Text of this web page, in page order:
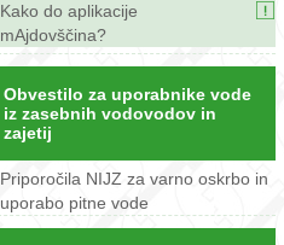
Kako do aplikacije
mAjdovščina?
Obvestilo za uporabnike vode
iz zasebnih vodovodov in
zajetij
Priporočila NIJZ za varno oskrbo in
uporabo pitne vode